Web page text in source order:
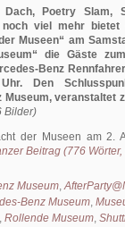
Poetry Slam,
viel mehr
Museen“ am
die Gäste
Benz
Uhr. Den
veranstaltet
Bilder)
der Museen am 2.
Beitrag (776
Museum,
Benz Museum,
Rollende Museum,